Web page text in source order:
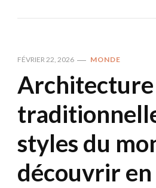
FÉVRIER 22, 2026 MONDE
Architecture
styles du
découvrir